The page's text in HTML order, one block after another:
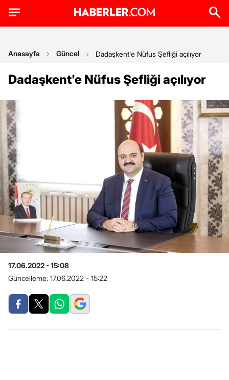
Anasayfa Güncel Dadaşkent'e Nüfus Şefliği açılıyor
Dadaşkent'e Nüfus Şefliği açılıyor
17.06.2022 - 15:08
Güncelleme: 17.06.2022 - 15:22